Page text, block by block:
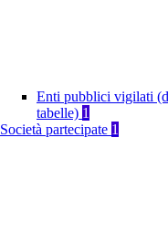
Enti pubblici vigilati
tabelle) 1
Società partecipate 1